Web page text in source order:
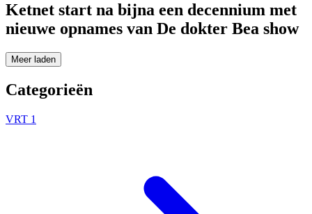
Ketnet start na bijna een decennium met
nieuwe opnames van De dokter Bea show
Meer laden
Categorieën
VRT 1